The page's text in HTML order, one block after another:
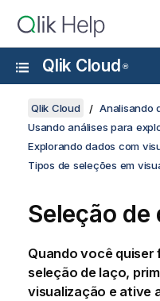
Qlik Cloud ®
Qlik Cloud
Analisando
Usando análises para
Explorando dados com
Tipos de seleções em
Seleção de
Quando você quiser
seleção de laço,
visualização e ative